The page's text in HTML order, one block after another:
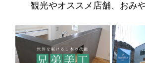
観光やオススメ店舗、おみ